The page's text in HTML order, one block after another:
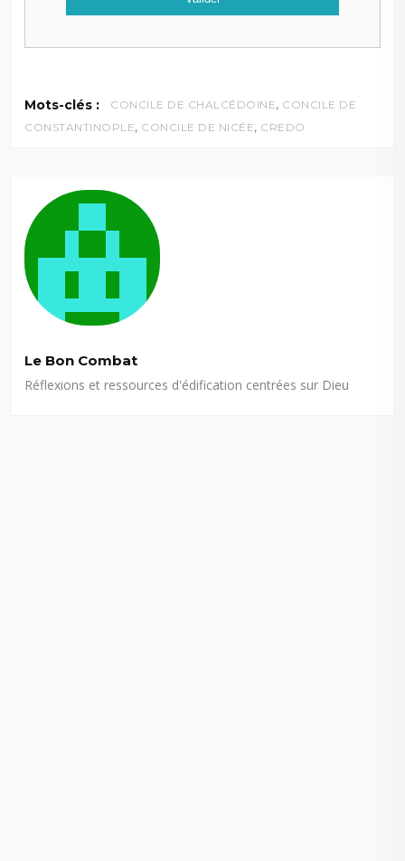
Mots-clés : CONCILE DE CHALCÉDOINE, CONCILE DE
CONSTANTINOPLE, CONCILE DE NICÉE, CREDO
Le Bon Combat
Réflexions et ressources d'édification centrées sur Dieu